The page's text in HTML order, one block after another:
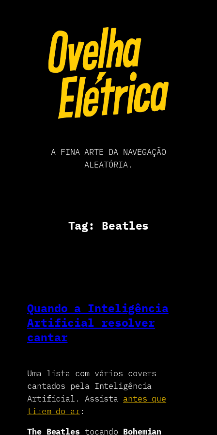
A FINA ARTE DA NAVEGAÇÃO
ALEATÓRIA.
Tag: Beatles
Quando a Inteligência
Artificial resolver
cantar
Uma lista com vários covers
cantados pela Inteligência
Artificial. Assista antes que
tirem do ar:
The Beatles tocando Bohemian